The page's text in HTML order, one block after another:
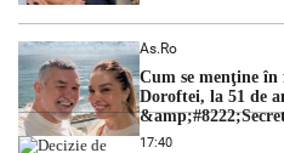
As.ro
Cum se menţine
Doroftei, la 51 de
dezvăluit
17:40